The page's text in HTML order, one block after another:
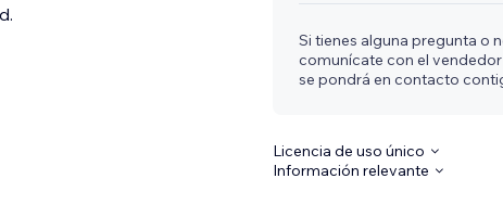
Si tienes alguna pregunta o
comunícate con el
se pondrá en contacto
Licencia de uso único
Información relevante